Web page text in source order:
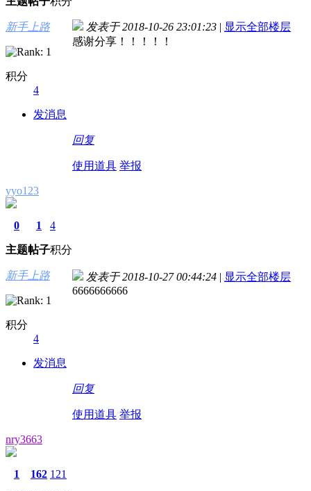
新手上路
积分
4
发消息
发表于 2018-10-26 23:01:23 | 显示全部楼层
感谢分享！！！！！
回复
使用道具 举报
yyo123
0
主题
1
帖子
4
积分
新手上路
积分
4
发消息
发表于 2018-10-27 00:44:24 | 显示全部楼层
6666666666
回复
使用道具 举报
nry3663
1 162 121